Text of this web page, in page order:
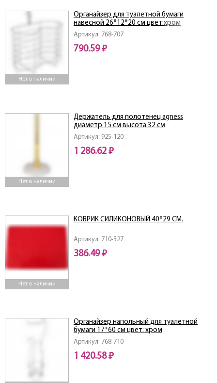
Нет в наличии
Артикул: 768-707
Органайзер для туалетной бумаги
навесной 26*12*20 см цвет:хром
790.59 ₽
Нет в наличии
Артикул: 925-120
Держатель для полотенец agness
диаметр 15 см высота 32 см
1 286.62 ₽
Нет в наличии
Артикул: 710-327
КОВРИК СИЛИКОНОВЫЙ 40*29 СМ.
386.49 ₽
Артикул: 768-710
Органайзер напольный для туалетной
бумаги 17*60 см цвет: хром
1 420.58 ₽